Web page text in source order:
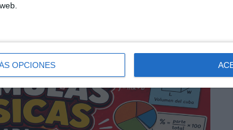
OPCIONES